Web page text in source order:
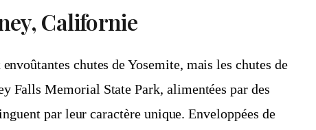
Californie
chutes de Yosemite, mais les chutes de
Falls Memorial State Park, alimentées par des
par leur caractère unique. Enveloppées de